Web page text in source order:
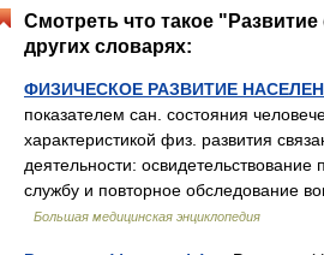
Смотреть что такое
других словарях:
ФИЗИЧЕСКОЕ РАЗВИТИЕ
показателем сан. состояния
характеристикой физ. развития
деятельности:
службу и повторное обследование
Большая медицинская энциклопедия